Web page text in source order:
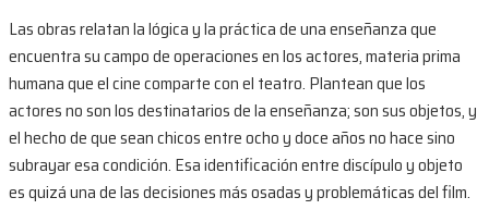
Las obras relatan la lógica y la práctica de una enseñanza que
encuentra su campo de operaciones en los actores, materia prima
humana que el cine comparte con el teatro. Plantean que los
actores no son los destinatarios de la enseñanza; son sus objetos, y
el hecho de que sean chicos entre ocho y doce años no hace sino
subrayar esa condición. Esa identificación entre discípulo y objeto
es quizá una de las decisiones más osadas y problemáticas del film.